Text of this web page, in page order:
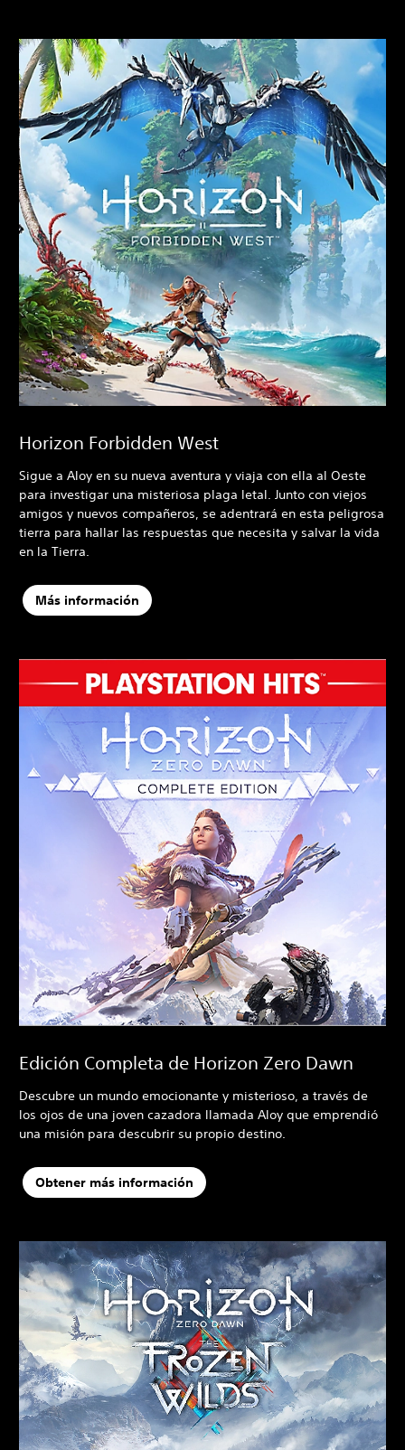
Horizon Forbidden West
Sigue a Aloy en su nueva aventura y viaja con ella al Oeste
para investigar una misteriosa plaga letal. Junto con viejos
amigos y nuevos compañeros, se adentrará en esta peligrosa
tierra para hallar las respuestas que necesita y salvar la vida
en la Tierra.
Más información
Edición Completa de Horizon Zero Dawn
Descubre un mundo emocionante y misterioso, a través de
los ojos de una joven cazadora llamada Aloy que emprendió
una misión para descubrir su propio destino.
Obtener más información